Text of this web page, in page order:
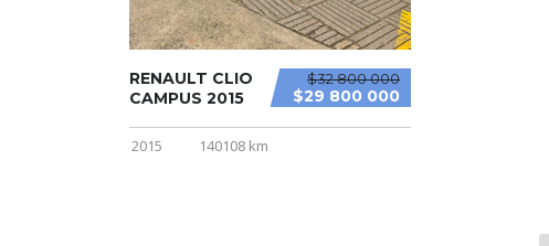
$32 800 000
$29 800 000
RENAULT CLIO
CAMPUS 2015
2015 140108 km